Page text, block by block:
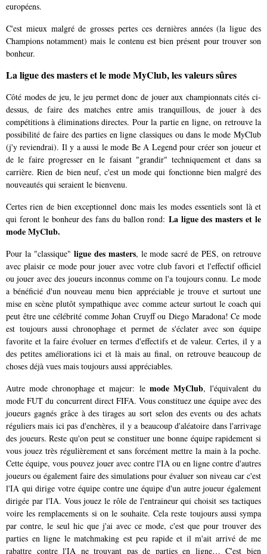
européens.
C'est mieux malgré de grosses pertes ces dernières années (la ligue des
Champions notamment) mais le contenu est bien présent pour trouver son
bonheur.
La ligue des masters et le mode MyClub, les valeurs sûres
Côté modes de jeu, le jeu permet donc de jouer aux championnats cités ci-
dessus, de faire des matches entre amis tranquillous, de jouer à des
compétitions à éliminations directes. Pour la partie en ligne, on retrouve la
possibilité de faire des parties en ligne classiques ou dans le mode MyClub
(j'y reviendrai). Il y a aussi le mode Be A Legend pour créer son joueur et
de le faire progresser en le faisant "grandir" techniquement et dans sa
carrière. Rien de bien neuf, c'est un mode qui fonctionne bien malgré des
nouveautés qui seraient le bienvenu.
Certes rien de bien exceptionnel donc mais les modes essentiels sont là et
qui feront le bonheur des fans du ballon rond: La ligue des masters et le
mode MyClub.
Pour la "classique" ligue des masters, le mode sacré de PES, on retrouve
avec plaisir ce mode pour jouer avec votre club favori et l'effectif officiel
ou jouer avec des joueurs inconnus comme on l'a toujours connu. Le mode
a bénéficié d'un nouveau menu bien appréciable je trouve et surtout une
mise en scène plutôt sympathique avec comme acteur surtout le coach qui
peut être une célébrité comme Johan Cruyff ou Diego Maradona! Ce mode
est toujours aussi chronophage et permet de s'éclater avec son équipe
favorite et la faire évoluer en termes d'effectifs et de valeur. Certes, il y a
des petites améliorations ici et là mais au final, on retrouve beaucoup de
choses déjà vues mais toujours aussi appréciables.
Autre mode chronophage et majeur: le mode MyClub, l'équivalent du
mode FUT du concurrent direct FIFA. Vous constituez une équipe avec des
joueurs gagnés grâce à des tirages au sort selon des events ou des achats
réguliers mais ici pas d'enchères, il y a beaucoup d'aléatoire dans l'arrivage
des joueurs. Reste qu'on peut se constituer une bonne équipe rapidement si
vous jouez très régulièrement et sans forcément mettre la main à la poche.
Cette équipe, vous pouvez jouer avec contre l'IA ou en ligne contre d'autres
joueurs ou également faire des simulations pour évaluer son niveau car c'est
l'IA qui dirige votre équipe contre une équipe d'un autre joueur également
dirigée par l'IA. Vous jouez le rôle de l'entraineur qui choisit ses tactiques
voire les remplacements si on le souhaite. Cela reste toujours aussi sympa
par contre, le seul hic que j'ai avec ce mode, c'est que pour trouver des
parties en ligne le matchmaking est peu rapide et il m'ait arrivé de me
rabattre contre l'IA ne trouvant pas de parties en ligne… C'est bien